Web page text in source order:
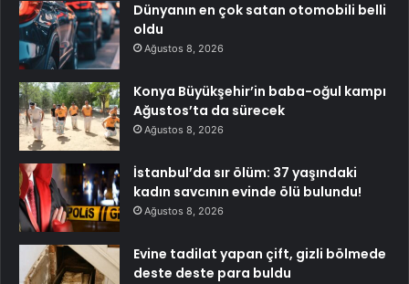
Dünyanın en çok satan otomobili belli
oldu
Ağustos 8, 2026
Konya Büyükşehir’in baba-oğul kampı
Ağustos’ta da sürecek
Ağustos 8, 2026
İstanbul’da sır ölüm: 37 yaşındaki
kadın savcının evinde ölü bulundu!
Ağustos 8, 2026
Evine tadilat yapan çift, gizli bölmede
deste deste para buldu